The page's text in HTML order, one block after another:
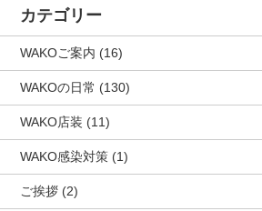
カテゴリー
WAKOご案内 (16)
WAKOの日常 (130)
WAKO店装 (11)
WAKO感染対策 (1)
ご挨拶 (2)